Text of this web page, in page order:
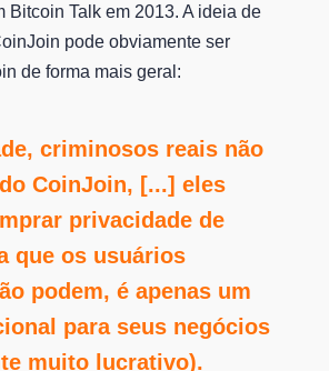
Bitcoin Talk em 2013. A ideia de
pode obviamente ser
de forma mais geral:
criminosos reais não
CoinJoin, [...] eles
privacidade de
que os usuários
podem, é apenas um
para seus negócios
muito lucrativo).